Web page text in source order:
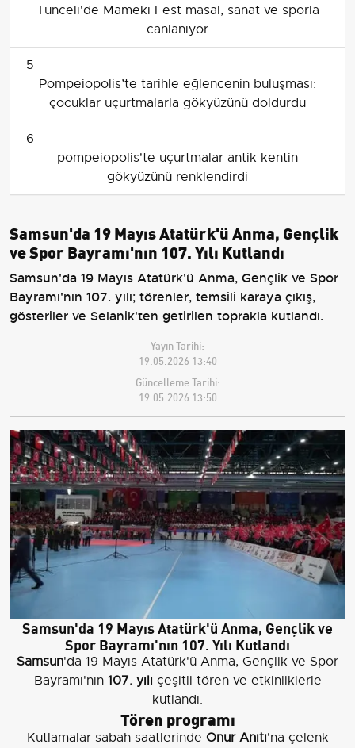
Tunceli'de Mameki Fest masal, sanat ve sporla
canlanıyor
5
Pompeiopolis’te tarihle eğlencenin buluşması:
çocuklar uçurtmalarla gökyüzünü doldurdu
6
pompeiopolis'te uçurtmalar antik kentin
gökyüzünü renklendirdi
Samsun'da 19 Mayıs Atatürk'ü Anma, Gençlik
ve Spor Bayramı'nın 107. Yılı Kutlandı
Samsun'da 19 Mayıs Atatürk'ü Anma, Gençlik ve Spor
Bayramı'nın 107. yılı; törenler, temsili karaya çıkış,
gösteriler ve Selanik'ten getirilen toprakla kutlandı.
Yayın Tarihi:
19.05.2026 13:40
Güncelleme Tarihi:
19.05.2026 13:50
Samsun'da 19 Mayıs Atatürk'ü Anma, Gençlik ve
Spor Bayramı'nın 107. Yılı Kutlandı
Samsun'da 19 Mayıs Atatürk'ü Anma, Gençlik ve Spor
Bayramı'nın 107. yılı çeşitli tören ve etkinliklerle
kutlandı.
Tören programı
Kutlamalar sabah saatlerinde Onur Anıtı'na çelenk